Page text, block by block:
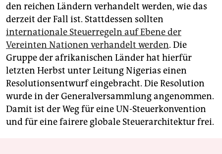
den reichen Ländern verhandelt werden, wie das
derzeit der Fall ist. Stattdessen sollten
internationale Steuerregeln auf Ebene der
Vereinten Nationen verhandelt werden. Die
Gruppe der afrikanischen Länder hat hierfür
letzten Herbst unter Leitung Nigerias einen
Resolutionsentwurf eingebracht. Die Resolution
wurde in der Generalversammlung angenommen.
Damit ist der Weg für eine UN-Steuerkonvention
und für eine fairere globale Steuerarchitektur frei.